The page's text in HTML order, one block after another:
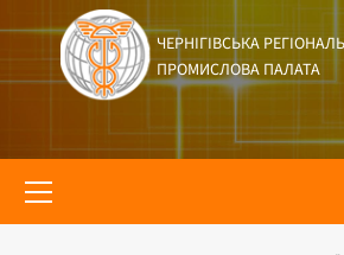
ЧЕРНІГІВСЬКА
ПРОМИСЛОВА ПАЛАТА
меню